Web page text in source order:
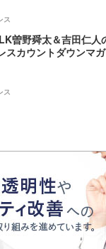
ス
曽野舜太＆吉田仁人
スカウントダウンマ
ス